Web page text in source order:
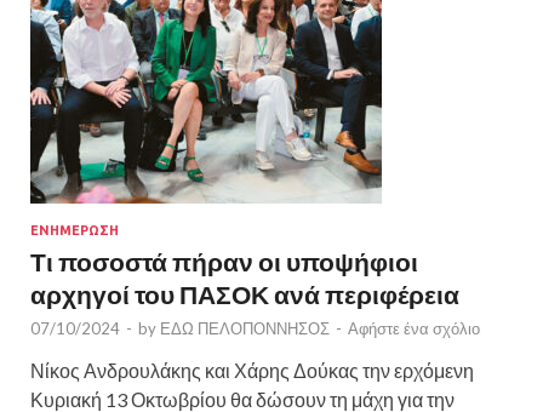
ΕΝΗΜΕΡΩΣΗ
Τι ποσοστά πήραν οι υποψήφιοι
αρχηγοί του ΠΑΣΟΚ ανά περιφέρεια
07/10/2024 - by ΕΔΩ ΠΕΛΟΠΟΝΝΗΣΟΣ - Αφήστε ένα σχόλιο
Νίκος Ανδρουλάκης και Χάρης Δούκας την ερχόμενη
Κυριακή 13 Οκτωβρίου θα δώσουν τη μάχη για την